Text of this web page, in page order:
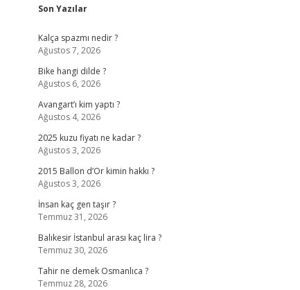
Sidebar
Son Yazılar
Kalça spazmı nedir ?
Ağustos 7, 2026
Bike hangi dilde ?
Ağustos 6, 2026
Avangart’ı kim yaptı ?
Ağustos 4, 2026
2025 kuzu fiyatı ne kadar ?
Ağustos 3, 2026
2015 Ballon d’Or kimin hakkı ?
Ağustos 3, 2026
İnsan kaç gen taşır ?
Temmuz 31, 2026
Balıkesir İstanbul arası kaç lira ?
Temmuz 30, 2026
Tahir ne demek Osmanlıca ?
Temmuz 28, 2026